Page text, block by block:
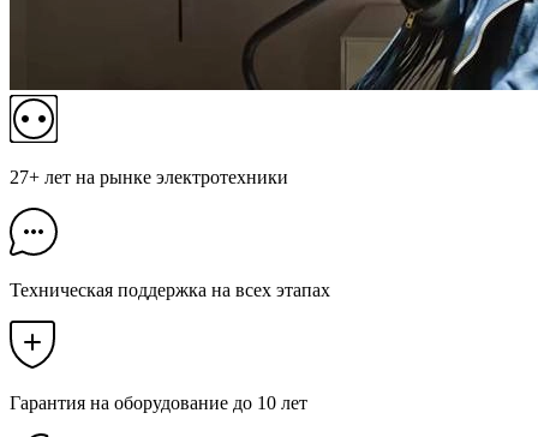
27+ лет на рынке электротехники
Техническая поддержка на всех этапах
Гарантия на оборудование до 10 лет